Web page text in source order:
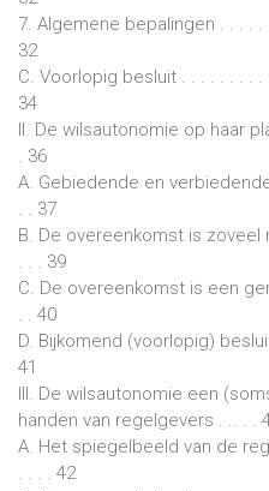
7. Algemene bepalingen . . . . .
32
C. Voorlopig besluit . . . . . . . .
34
II. De wilsautonomie op haar
. 36
A. Gebiedende en
. . 37
B. De overeenkomst is
. . . 39
C. De overeenkomst is een
. . 40
D. Bijkomend (voorlopig)
41
III. De wilsautonomie een
handen van regelgevers . .. . .
A. Het spiegelbeeld van de
. . . . 42